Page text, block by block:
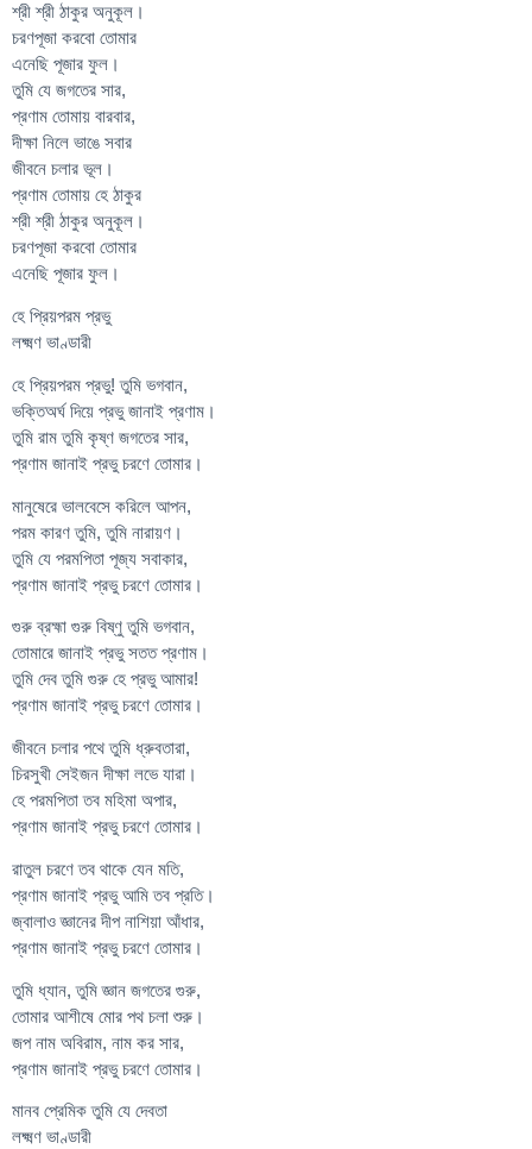
শ্রী শ্রী ঠাকুর অনুকূল।
চরণপূজা করবো তোমার
এনেছি পূজার ফুল।
তুমি যে জগতের সার,
প্রণাম তোমায় বারবার,
দীক্ষা নিলে ভাঙে সবার
জীবনে চলার ভূল।
প্রণাম তোমায় হে ঠাকুর
শ্রী শ্রী ঠাকুর অনুকূল।
চরণপূজা করবো তোমার
এনেছি পূজার ফুল।
হে প্রিয়পরম প্রভু
লক্ষ্মণ ভাণ্ডারী
হে প্রিয়পরম প্রভু! তুমি ভগবান,
ভক্তিঅর্ঘ দিয়ে প্রভু জানাই প্রণাম।
তুমি রাম তুমি কৃষ্ণ জগতের সার,
প্রণাম জানাই প্রভু চরণে তোমার।
মানুষেরে ভালবেসে করিলে আপন,
পরম কারণ তুমি, তুমি নারায়ণ।
তুমি যে পরমপিতা পূজ্য সবাকার,
প্রণাম জানাই প্রভু চরণে তোমার।
গুরু ব্রহ্মা গুরু বিষ্ণু তুমি ভগবান,
তোমারে জানাই প্রভু সতত প্রণাম।
তুমি দেব তুমি গুরু হে প্রভু আমার!
প্রণাম জানাই প্রভু চরণে তোমার।
জীবনে চলার পথে তুমি ধ্রুবতারা,
চিরসুখী সেইজন দীক্ষা লভে যারা।
হে পরমপিতা তব মহিমা অপার,
প্রণাম জানাই প্রভু চরণে তোমার।
রাতুল চরণে তব থাকে যেন মতি,
প্রণাম জানাই প্রভু আমি তব প্রতি।
জ্বালাও জ্ঞানের দীপ নাশিয়া আঁধার,
প্রণাম জানাই প্রভু চরণে তোমার।
তুমি ধ্যান, তুমি জ্ঞান জগতের গুরু,
তোমার আশীষে মোর পথ চলা শুরু।
জপ নাম অবিরাম, নাম কর সার,
প্রণাম জানাই প্রভু চরণে তোমার।
মানব প্রেমিক তুমি যে দেবতা
লক্ষ্মণ ভাণ্ডারী